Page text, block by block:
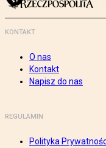
KONTAKT
O nas
Kontakt
Napisz do nas
REGULAMIN
Polityka